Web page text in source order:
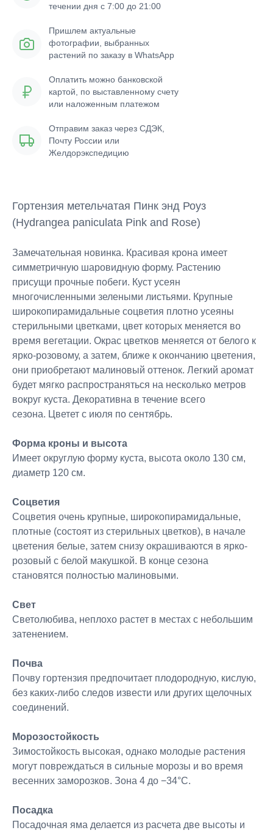
течении дня с 7:00 до 21:00
Пришлем актуальные
фотографии, выбранных
растений по заказу в WhatsApp
Отправим заказ через СДЭК,
Почту России или
Желдорэкспедицию
Оплатить можно банковской
картой, по выставленному счету
или наложенным платежом
Гортензия метельчатая Пинк энд Роуз
(Hydrangea paniculata Pink and Rose)
Замечательная новинка. Красивая крона имеет
симметричную шаровидную форму. Растению
присущи прочные побеги. Куст усеян
многочисленными зелеными листьями. Крупные
широкопирамидальные соцветия плотно усеяны
стерильными цветками, цвет которых меняется во
время вегетации. Окрас цветков меняется от белого к
ярко-розовому, а затем, ближе к окончанию цветения,
они приобретают малиновый оттенок. Легкий аромат
будет мягко распространяться на несколько метров
вокруг куста. Декоративна в течение всего
сезона. Цветет с июля по сентябрь.
Форма кроны и высота
Имеет округлую форму куста, высота около 130 см,
диаметр 120 см.
Соцветия
Соцветия очень крупные, широкопирамидальные,
плотные (состоят из стерильных цветков), в начале
цветения белые, затем снизу окрашиваются в ярко-
розовый с белой макушкой. В конце сезона
становятся полностью малиновыми.
Свет
Светолюбива, неплохо растет в местах с небольшим
затенением.
Почва
Почву гортензия предпочитает плодородную, кислую,
без каких-либо следов извести или других щелочных
соединений.
Морозостойкость
Зимостойкость высокая, однако молодые растения
могут повреждаться в сильные морозы и во время
весенних заморозков. Зона 4 до −34°C.
Посадка
Посадочная яма делается из расчета две высоты и